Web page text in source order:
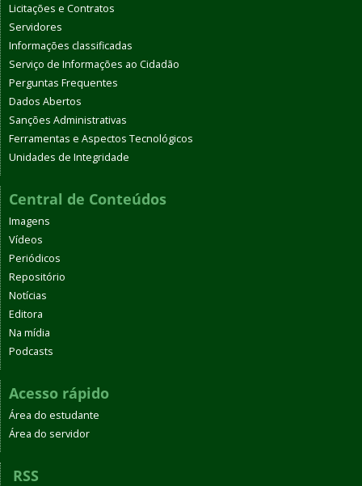
Licitações e Contratos
Servidores
Informações classificadas
Serviço de Informações ao Cidadão
Perguntas Frequentes
Dados Abertos
Sanções Administrativas
Ferramentas e Aspectos Tecnológicos
Unidades de Integridade
Central de Conteúdos
Imagens
Vídeos
Periódicos
Repositório
Notícias
Editora
Na mídia
Podcasts
Acesso rápido
Área do estudante
Área do servidor
RSS